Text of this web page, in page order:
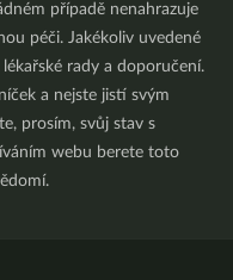
případě nenahrazuje
péči. Jakékoliv uvedené
rady a doporučení.
a nejste jistí svým
prosím, svůj stav s
webu berete toto